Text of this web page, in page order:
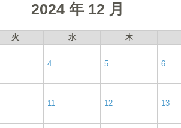
2024 年 12 月
火 水 木
4 5 6
11 12 13